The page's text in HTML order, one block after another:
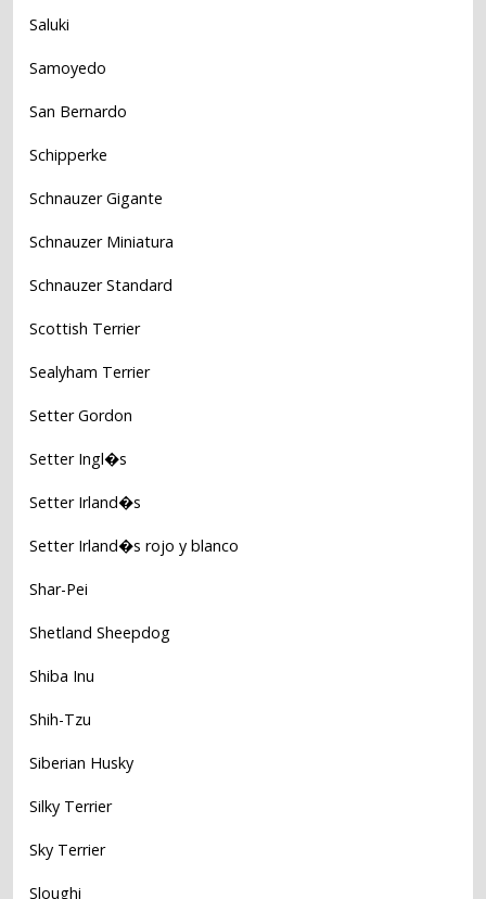
Saluki
Samoyedo
San Bernardo
Schipperke
Schnauzer Gigante
Schnauzer Miniatura
Schnauzer Standard
Scottish Terrier
Sealyham Terrier
Setter Gordon
Setter Ingl�s
Setter Irland�s
Setter Irland�s rojo y blanco
Shar-Pei
Shetland Sheepdog
Shiba Inu
Shih-Tzu
Siberian Husky
Silky Terrier
Sky Terrier
Sloughi